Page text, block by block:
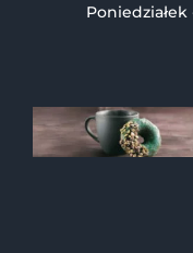
Poniedziałek